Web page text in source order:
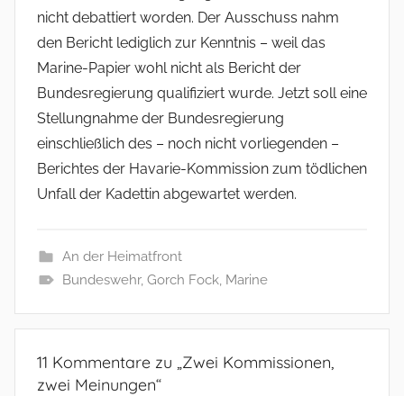
nicht debattiert worden. Der Ausschuss nahm
den Bericht lediglich zur Kenntnis – weil das
Marine-Papier wohl nicht als Bericht der
Bundesregierung qualifiziert wurde. Jetzt soll eine
Stellungnahme der Bundesregierung
einschließlich des – noch nicht vorliegenden –
Berichtes der Havarie-Kommission zum tödlichen
Unfall der Kadettin abgewartet werden.
An der Heimatfront
Bundeswehr, Gorch Fock, Marine
11 Kommentare zu „Zwei Kommissionen,
zwei Meinungen“